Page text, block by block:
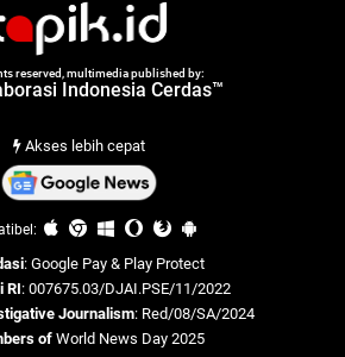
reserved, multimedia published by:
Indonesia Cerdas™
Akses lebih cepat
: Google Pay & Play Protect
RI: 007675.03/DJAI.PSE/11/2022
Journalism: Red/08/SA/2024
of World News Day 2025